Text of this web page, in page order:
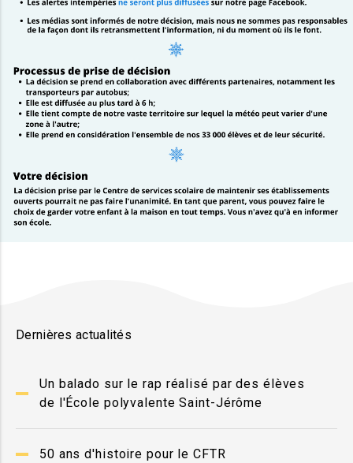
Dernières actualités
Un balado sur le rap réalisé par des élèves
de l'École polyvalente Saint-Jérôme
50 ans d'histoire pour le CFTR